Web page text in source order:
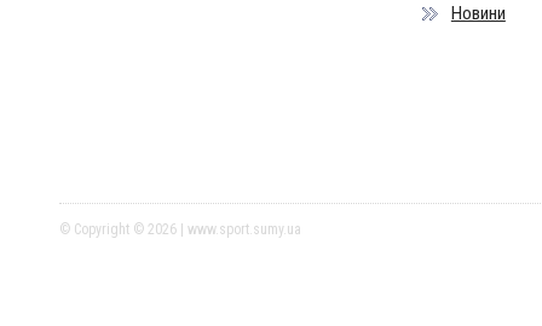
Новини
© Copyright © 2026 | www.sport.sumy.ua